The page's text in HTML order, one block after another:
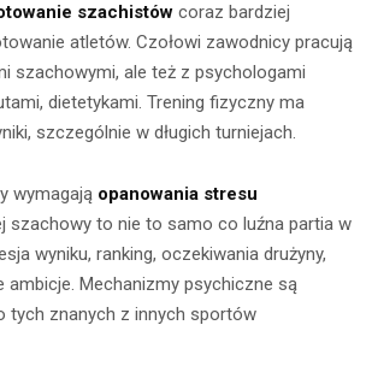
szachistów coraz bardziej
atletów. Czołowi zawodnicy pracują
szachowymi, ale też z psychologami
dietetykami. Trening fizyczny ma
szczególnie w długich turniejach.
wymagają opanowania stresu
szachowy to nie to samo co luźna partia w
wyniku, ranking, oczekiwania drużyny,
ambicje. Mechanizmy psychiczne są
tych znanych z innych sportów